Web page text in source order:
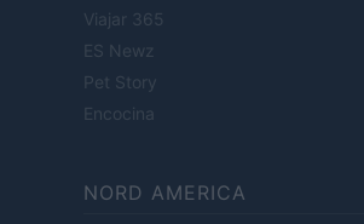
Viajar 365
ES Newz
Pet Story
Encocina
NORD AMERICA